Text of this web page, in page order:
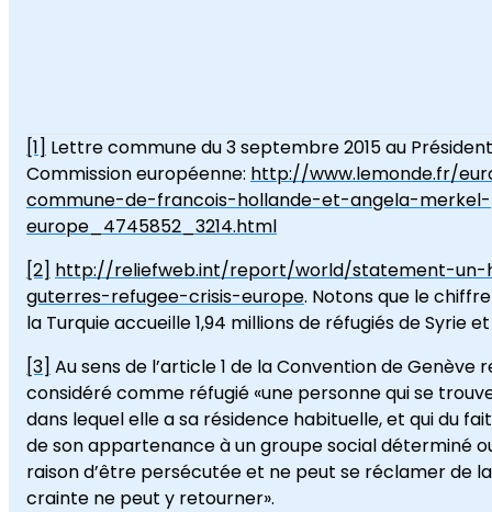
[1] Lettre commune du 3 septembre 2015 au
Commission européenne: http://www.lemonde.fr/
commune-de-francois-hollande-et-angela-
europe_4745852_3214.html
[2] http://reliefweb.int/report/world/statement-un-
guterres-refugee-crisis-europe. Notons que le
la Turquie accueille 1,94 millions de réfugiés de Syrie
[3] Au sens de l’article 1 de la Convention de
considéré comme réfugié «une personne qui se
dans lequel elle a sa résidence habituelle, et qui du
de son appartenance à un groupe social déterminé
raison d’être persécutée et ne peut se réclamer de
crainte ne peut y retourner».